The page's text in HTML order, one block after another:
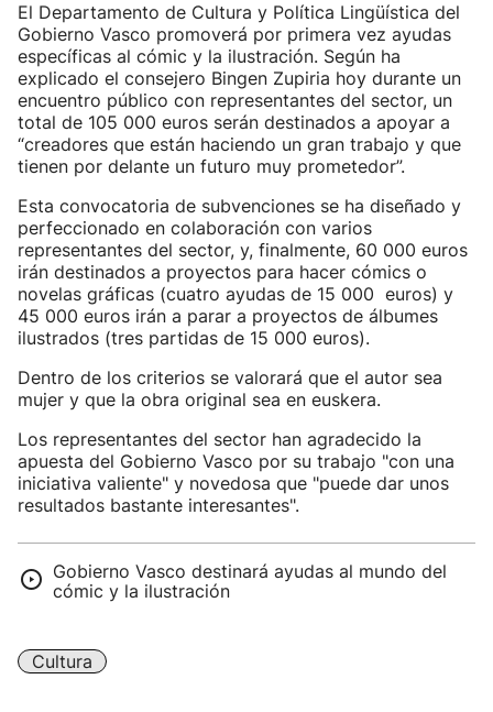
El Departamento de Cultura y Política Lingüística del
Gobierno Vasco promoverá por primera vez ayudas
específicas al cómic y la ilustración. Según ha
explicado el consejero Bingen Zupiria hoy durante un
encuentro público con representantes del sector, un
total de 105 000 euros serán destinados a apoyar a
“creadores que están haciendo un gran trabajo y que
tienen por delante un futuro muy prometedor”.
Esta convocatoria de subvenciones se ha diseñado y
perfeccionado en colaboración con varios
representantes del sector, y, finalmente, 60 000 euros
irán destinados a proyectos para hacer cómics o
novelas gráficas (cuatro ayudas de 15 000 euros) y
45 000 euros irán a parar a proyectos de álbumes
ilustrados (tres partidas de 15 000 euros).
Dentro de los criterios se valorará que el autor sea
mujer y que la obra original sea en euskera.
Los representantes del sector han agradecido la
apuesta del Gobierno Vasco por su trabajo "con una
iniciativa valiente" y novedosa que "puede dar unos
resultados bastante interesantes".
Gobierno Vasco destinará ayudas al mundo del
cómic y la ilustración
Cultura